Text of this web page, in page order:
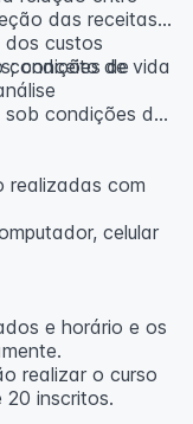
das receitas
dos custos
conceito de vida
condições de
condições de
realizadas com
celular
e horário e os
realizar o curso
20 inscritos.